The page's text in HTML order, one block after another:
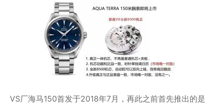
VS厂海马150首发于2018年7月，再此之前首先推出的是